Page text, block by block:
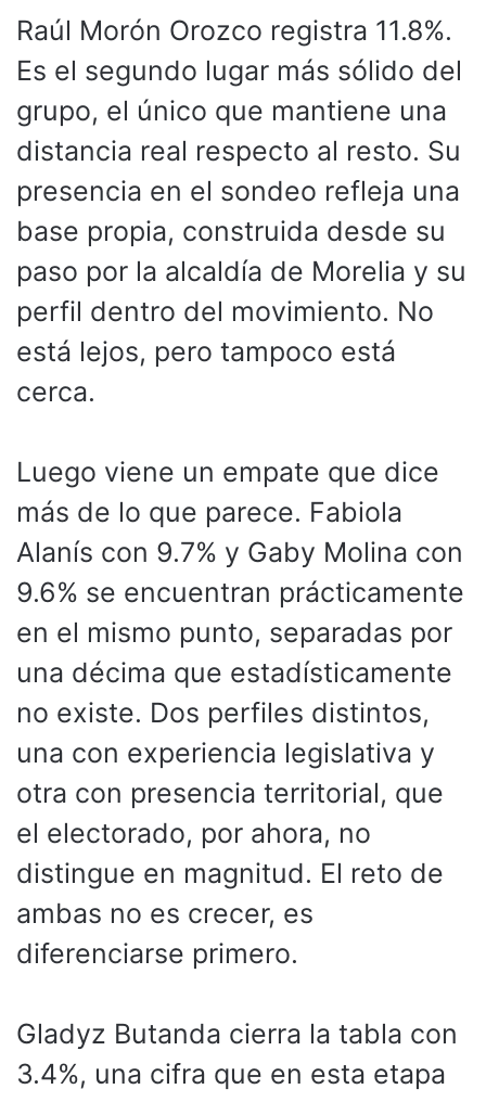
Raúl Morón Orozco registra 11.8%.
Es el segundo lugar más sólido del
grupo, el único que mantiene una
distancia real respecto al resto. Su
presencia en el sondeo refleja una
base propia, construida desde su
paso por la alcaldía de Morelia y su
perfil dentro del movimiento. No
está lejos, pero tampoco está
cerca.
Luego viene un empate que dice
más de lo que parece. Fabiola
Alanís con 9.7% y Gaby Molina con
9.6% se encuentran prácticamente
en el mismo punto, separadas por
una décima que estadísticamente
no existe. Dos perfiles distintos,
una con experiencia legislativa y
otra con presencia territorial, que
el electorado, por ahora, no
distingue en magnitud. El reto de
ambas no es crecer, es
diferenciarse primero.
Gladyz Butanda cierra la tabla con
3.4%, una cifra que en esta etapa